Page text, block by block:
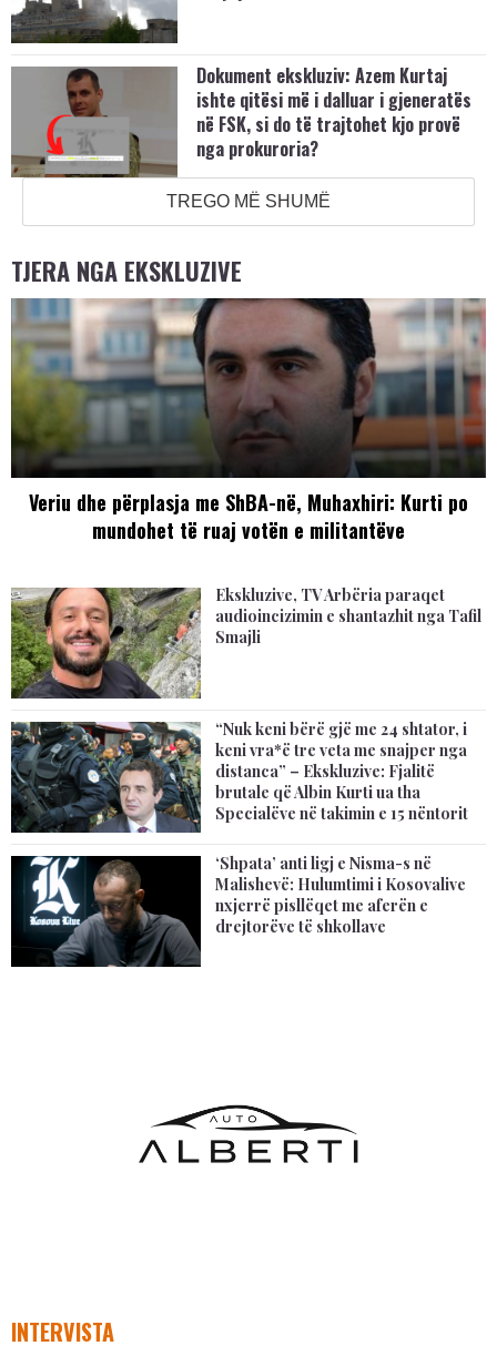
Dokument ekskluziv: Azem Kurtaj
ishte qitësi më i dalluar i gjeneratës
në FSK, si do të trajtohet kjo provë
nga prokuroria?
TREGO MË SHUMË
TJERA NGA EKSKLUZIVE
Veriu dhe përplasja me ShBA-në, Muhaxhiri: Kurti po
mundohet të ruaj votën e militantëve
Ekskluzive, TV Arbëria paraqet
audioincizimin e shantazhit nga Tafil
Smajli
“Nuk keni bërë gjë me 24 shtator, i
keni vra*ë tre veta me snajper nga
distanca” – Ekskluzive: Fjalitë
brutale që Albin Kurti ua tha
Specialëve në takimin e 15 nëntorit
‘Shpata’ anti ligj e Nisma-s në
Malishevë: Hulumtimi i Kosovalive
nxjerrë pisllëqet me aferën e
drejtorëve të shkollave
INTERVISTA